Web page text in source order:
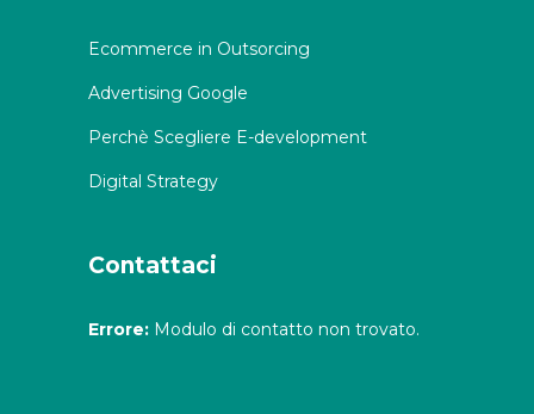
Ecommerce in Outsorcing
Advertising Google
Perchè Scegliere E-development
Digital Strategy
Contattaci
Errore: Modulo di contatto non trovato.